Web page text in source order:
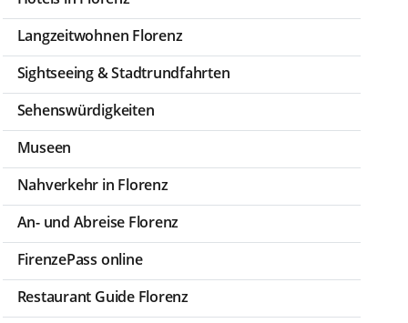
Langzeitwohnen Florenz
Sightseeing & Stadtrundfahrten
Sehenswürdigkeiten
Museen
Nahverkehr in Florenz
An- und Abreise Florenz
FirenzePass online
Restaurant Guide Florenz